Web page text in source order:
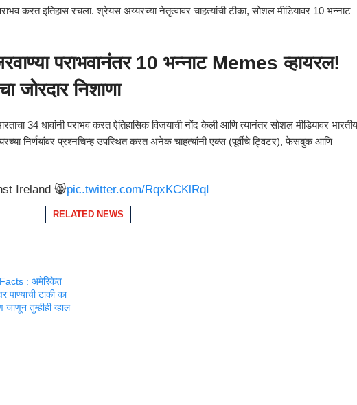
करत इतिहास रचला. श्रेयस अय्यरच्या नेतृत्वावर चाहत्यांची टीका, सोशल मीडियावर 10 भन्नाट
पराभवानंतर 10 भन्नाट Memes व्हायरल!
जोरदार निशाणा
34 धावांनी पराभव करत ऐतिहासिक विजयाची नोंद केली आणि त्यानंतर सोशल मीडियावर भारतीय
निर्णयांवर प्रश्नचिन्ह उपस्थित करत अनेक चाहत्यांनी एक्स (पूर्वीचे ट्विटर), फेसबुक आणि
Ireland 😸pic.twitter.com/RqxKCKlRqI
RELATED NEWS
: अमेरिकेत
पाण्याची टाकी का
तुम्हीही व्हाल